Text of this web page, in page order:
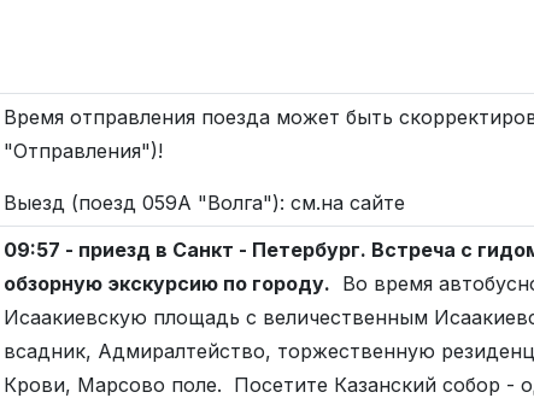
Время отправления поезда может быть
"Отправления")!
Выезд (поезд 059А "Волга"): см.на сайте
09:57 - приезд в Санкт - Петербург. Встреча с
обзорную экскурсию по городу. Во время
Исаакиевскую площадь с величественным
всадник, Адмиралтейство, торжественную
Крови, Марсово поле. Посетите Казанский собор -